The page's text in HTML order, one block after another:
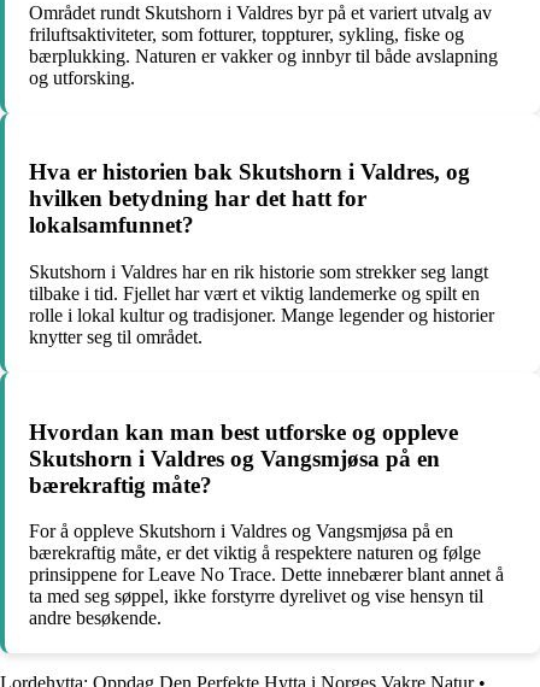
Området rundt Skutshorn i Valdres byr på et variert utvalg av
friluftsaktiviteter, som fotturer, toppturer, sykling, fiske og
bærplukking. Naturen er vakker og innbyr til både avslapning
og utforsking.
Hva er historien bak Skutshorn i Valdres, og
hvilken betydning har det hatt for
lokalsamfunnet?
Skutshorn i Valdres har en rik historie som strekker seg langt
tilbake i tid. Fjellet har vært et viktig landemerke og spilt en
rolle i lokal kultur og tradisjoner. Mange legender og historier
knytter seg til området.
Hvordan kan man best utforske og oppleve
Skutshorn i Valdres og Vangsmjøsa på en
bærekraftig måte?
For å oppleve Skutshorn i Valdres og Vangsmjøsa på en
bærekraftig måte, er det viktig å respektere naturen og følge
prinsippene for Leave No Trace. Dette innebærer blant annet å
ta med seg søppel, ikke forstyrre dyrelivet og vise hensyn til
andre besøkende.